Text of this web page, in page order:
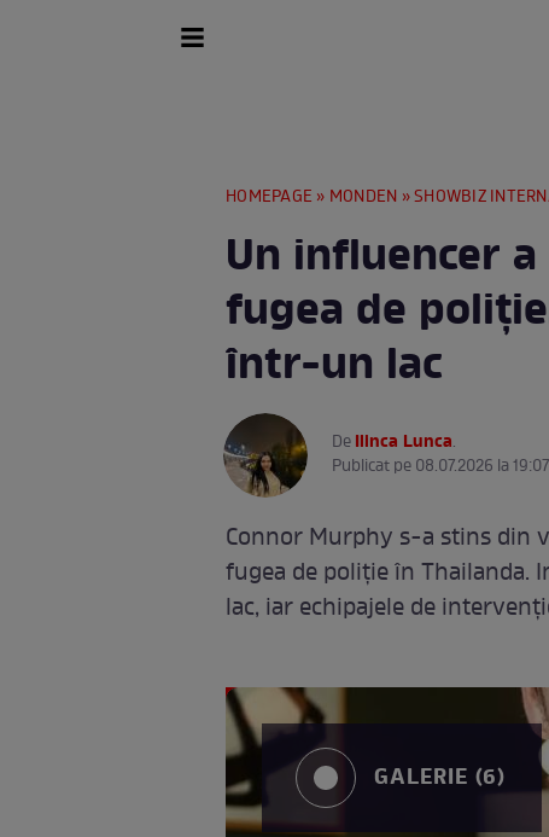
HOMEPAGE » MONDEN »SHOWBIZ
Un influencer
fugea de
într-un lac
DeIlinca Lunca.
Publicat pe 08.07.2026 la
Connor Murphy s-a stins din
fugea de poliție în
lac, iar echipajele de
GALERIE (6)